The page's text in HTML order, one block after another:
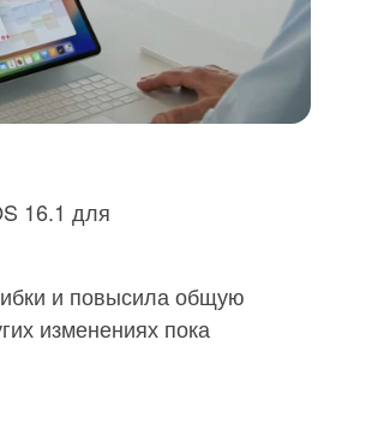
16.1 для
и повысила общую
изменениях пока